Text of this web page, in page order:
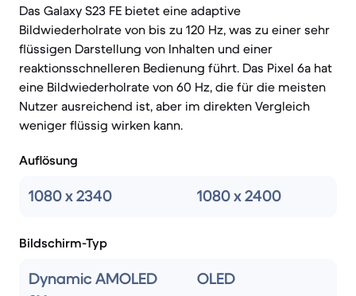
Das Galaxy S23 FE bietet eine adaptive
Bildwiederholrate von bis zu 120 Hz, was zu einer sehr
flüssigen Darstellung von Inhalten und einer
reaktionsschnelleren Bedienung führt. Das Pixel 6a hat
eine Bildwiederholrate von 60 Hz, die für die meisten
Nutzer ausreichend ist, aber im direkten Vergleich
weniger flüssig wirken kann.
Auflösung
1080 x 2340 1080 x 2400
Bildschirm-Typ
Dynamic AMOLED
OLED